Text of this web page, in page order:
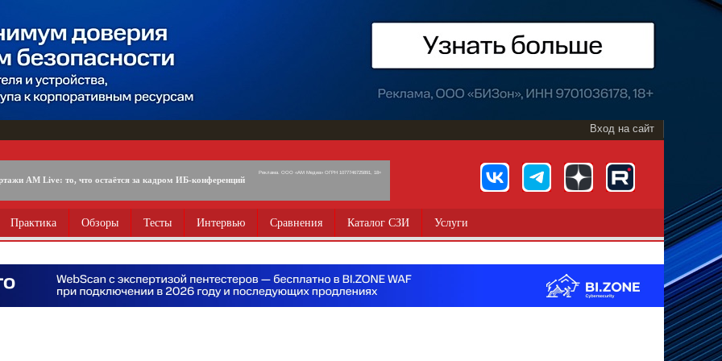
Вход на сайт
AM Live: то, что остаётся за кадром ИБ-конференций
Реклама. ООО «АМ Медиа» ОГРН 1077746725891, 18+
Практика Обзоры Тесты Интервью Сравнения Каталог СЗИ Услуги